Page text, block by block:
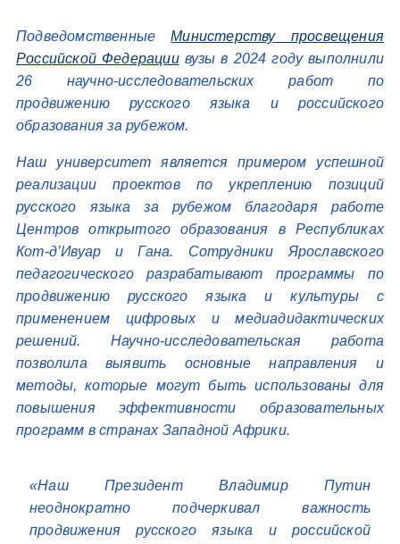
ПодведомственныеМинистерству просвещения
Российской Федерациивузы в 2024 году выполнили
26 научно-исследовательских работ по
продвижению русского языка и российского
образования за рубежом.
Наш университет является примером успешной
реализации проектов по укреплению позиций
русского языка за рубежом благодаря работе
Центров открытого образования в Республиках
Кот-д’Ивуар и Гана. Сотрудники Ярославского
педагогического разрабатывают программы по
продвижению русского языка и культуры с
применением цифровых и медиадидактических
решений. Научно-исследовательская работа
позволила выявить основные направления и
методы, которые могут быть использованы для
повышения эффективности образовательных
программ в странах Западной Африки.
«Наш Президент Владимир Путин
неоднократно подчеркивал важность
продвижения русского языка и российской